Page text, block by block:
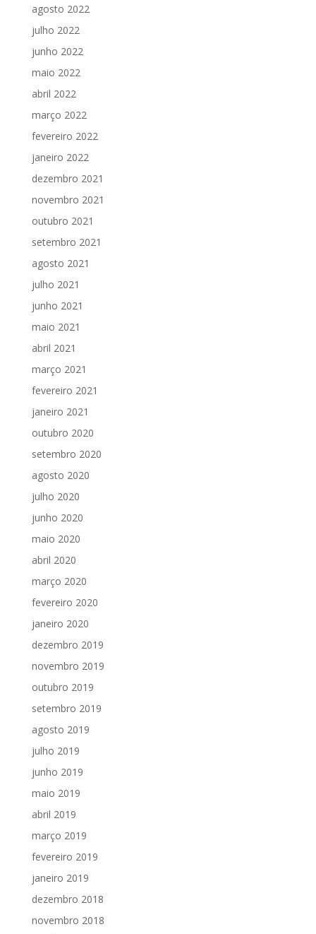
agosto 2022
julho 2022
junho 2022
maio 2022
abril 2022
março 2022
fevereiro 2022
janeiro 2022
dezembro 2021
novembro 2021
outubro 2021
setembro 2021
agosto 2021
julho 2021
junho 2021
maio 2021
abril 2021
março 2021
fevereiro 2021
janeiro 2021
outubro 2020
setembro 2020
agosto 2020
julho 2020
junho 2020
maio 2020
abril 2020
março 2020
fevereiro 2020
janeiro 2020
dezembro 2019
novembro 2019
outubro 2019
setembro 2019
agosto 2019
julho 2019
junho 2019
maio 2019
abril 2019
março 2019
fevereiro 2019
janeiro 2019
dezembro 2018
novembro 2018